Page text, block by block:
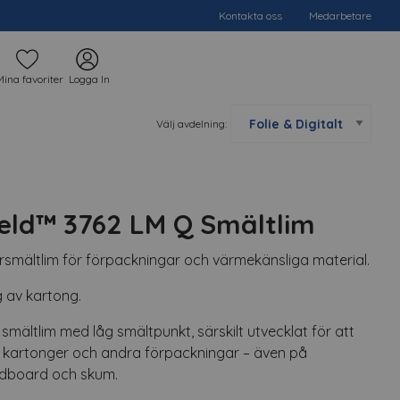
Kontakta oss Medarbetare
favoriter Logga In
Välj avdelning:
3762 LM Q Smältlim
för förpackningar och värmekänsliga material.
av kartong.
med låg smältpunkt, särskilt utvecklat för att
och andra förpackningar – även på
och skum.